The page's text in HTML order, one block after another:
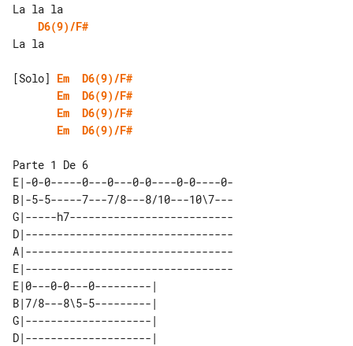
D6(9)/F#
La la
[Solo] Em
D6(9)/F#
Em
D6(9)/F#
Em
D6(9)/F#
Em
D6(9)/F#
E|-0-0-----0---0---0-0----0-0----0-
B|-5-5-----7---7/8---8/10---10\7---
G|-----h7--------------------------
D|---------------------------------
A|---------------------------------
E|---------------------------------
E|0---0-0---0---------|
B|7/8---8\5-5---------|
G|--------------------|
D|--------------------|